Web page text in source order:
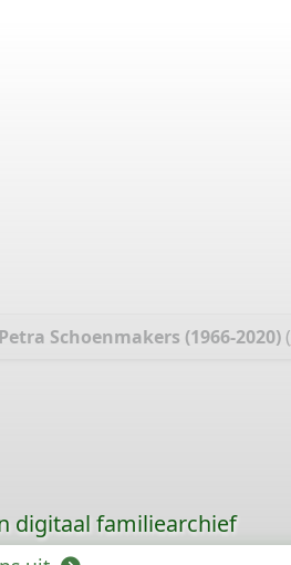
Schoenmakers (1966-2020)(
digitaal familiearchief